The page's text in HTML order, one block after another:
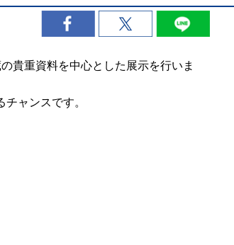
貴重資料を中心とした展示を行いま
ャンスです。